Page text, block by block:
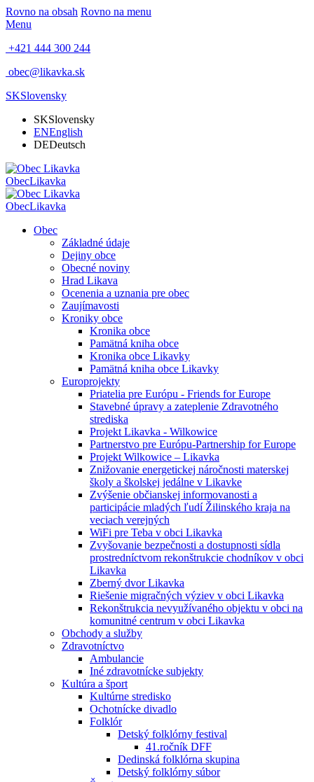
Rovno na obsah Rovno na menu
Menu
+421 444 300 244
obec@likavka.sk
SKSlovensky
SKSlovensky
ENEnglish
DEDeutsch
ObecLikavka
ObecLikavka
Obec
Základné údaje
Dejiny obce
Obecné noviny
Hrad Likava
Ocenenia a uznania pre obec
Zaujímavosti
Kroniky obce
Kronika obce
Pamätná kniha obce
Kronika obce Likavky
Pamätná kniha obce Likavky
Europrojekty
Priatelia pre Európu - Friends for Europe
Stavebné úpravy a zateplenie Zdravotného
strediska
Projekt Likavka - Wilkowice
Partnerstvo pre Európu-Partnership for Europe
Projekt Wilkowice – Likavka
Znižovanie energetickej náročnosti materskej
školy a školskej jedálne v Likavke
Zvýšenie občianskej informovanosti a
participácie mladých ľudí Žilinského kraja na
veciach verejných
WiFi pre Teba v obci Likavka
Zvyšovanie bezpečnosti a dostupnosti sídla
prostredníctvom rekonštrukcie chodníkov v obci
Likavka
Zberný dvor Likavka
Riešenie migračných výziev v obci Likavka
Rekonštrukcia nevyužívaného objektu v obci na
komunitné centrum v obci Likavka
Obchody a služby
Zdravotníctvo
Ambulancie
Iné zdravotnícke subjekty
Kultúra a šport
Kultúrne stredisko
Ochotnícke divadlo
Folklór
Detský folklórny festival
41.ročník DFF
Dedinská folklórna skupina
Detský folklórny súbor